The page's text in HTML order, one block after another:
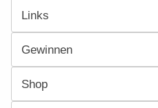
Links
Gewinnen
Shop